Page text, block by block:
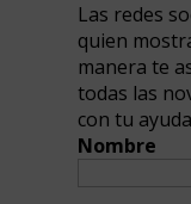
Las redes
quien
manera te
todas las
con tu
Nombre